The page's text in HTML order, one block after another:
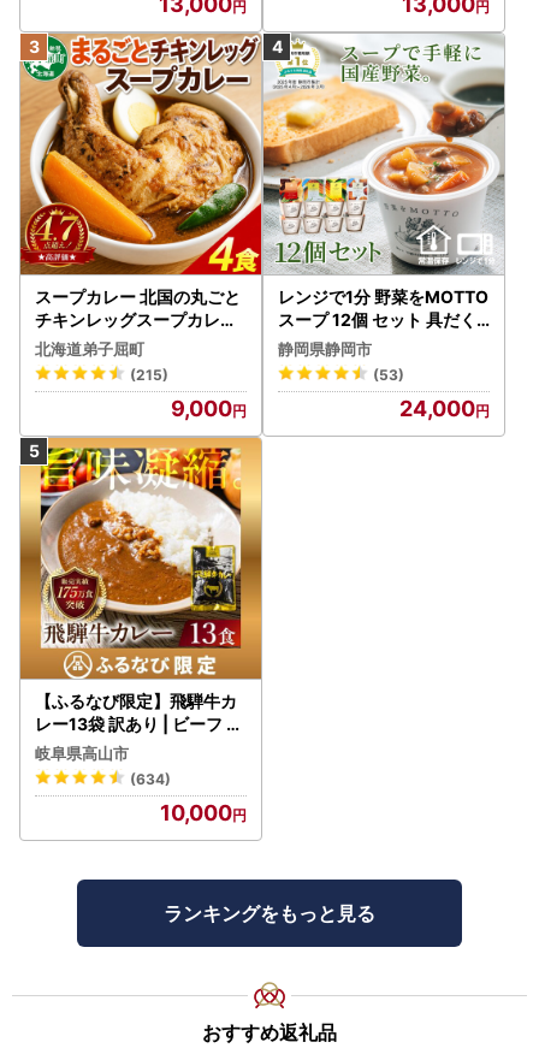
スープカレー 北国の丸ごと
チキンレッグスープカレー
4個 3739
北海道弟子屈町
(215)
9,000
レンジで1分 野菜をMOTTO
スープ 12個 セット 具だく
さんスープ 朝食 惣菜 国産
野菜 常温保存
静岡県静岡市
(53)
24,000
【ふるなび限定】飛騨牛カ
レー13袋 訳あり | ビーフ レ
トルト 訳あり DC006-CP
01 FN-Limited-VO
岐阜県高山市
(634)
10,000
ランキングをもっと見る
おすすめ返礼品